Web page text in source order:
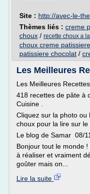
Site : http://avec-le-
Thèmes liés : creme
choux / recette choux a
choux creme
patissiere chocolat /
Les Meilleures
Les Meilleures
418 recettes de pâte à
Cuisine .
Cliquez sur la photo
choux pour la lire sur le
Le blog de Samar 08/
Bonjour tout le monde
à réaliser et vraiment
goûter mais on...
Lire la suite